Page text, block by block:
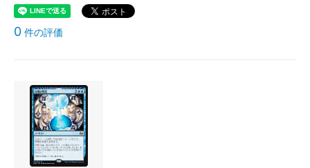
0 件の評価